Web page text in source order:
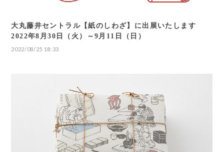
大丸藤井セントラル【紙のしわざ】に出展いたします
2022年8月30日（火）～9月11日（日）
2022/08/25 18:33